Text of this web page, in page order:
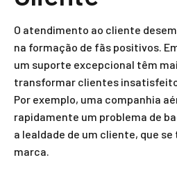
O atendimento ao cliente
na formação de fãs positivos.
um suporte excepcional têm
transformar clientes
Por exemplo, uma companhia
rapidamente um problema de
a lealdade de um cliente, que
marca.